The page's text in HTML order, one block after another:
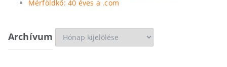
Mérföldkő: 40 éves a .com
Archívum